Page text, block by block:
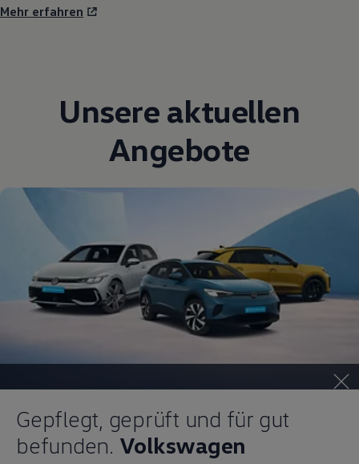
Mehr erfahren
Unsere aktuellen
Angebote
Gepflegt, geprüft und für gut
befunden. Volkswagen